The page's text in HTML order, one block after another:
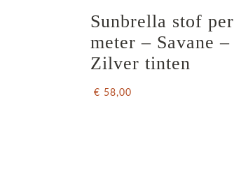
Sunbrella stof per
meter – Savane –
Zilver tinten
€ 58,00